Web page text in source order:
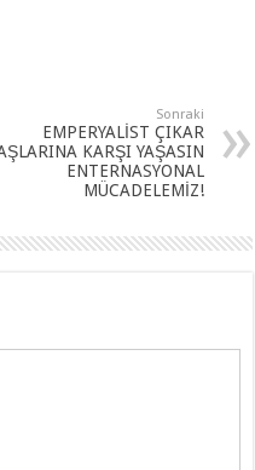
Sonraki
EMPERYALİST ÇIKAR
KARŞI YAŞASIN
ENTERNASYONAL
MÜCADELEMİZ!